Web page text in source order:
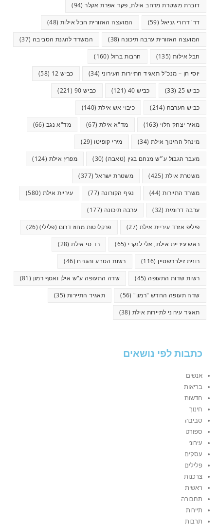
דוברת משטרת מרחב אילת, פקד אפרת אקלר(94)
דר' דרורי גניאל (59) המועצה האזורית חבל אילות (48)
המועצה האזורית ערבה תיכונה (38) המשרד להגנת הסביבה (37)
חבל אילות (135) חרבות ברזל (160)
יוסי חן – מנכ"ל תאגיד התיירות העירוני (34) כביש 12 (58)
כביש 25 (33) כביש 40 (121) כביש 90 (221)
כביש הערבה (214) כיבוי אש אילת (140)
מאיר יצחק הלוי (163) מד"א אילת (67) מד"א נגב (66)
מינהל החינוך אילת (34) מירי קופיטו (29)
מעבר הגבול ע״ש מנחם בגין (טאבה)(30) מפרץ אילת (124)
משטרת אילת (425) משטרת ישראל (377)
משרד התיירות (44) נגיף הקורונה (77) עיריית אילת (580)
ערבה דרומית(32) ערבה תיכונה (177)
פיליפ אזרד עיריית אילת (27) פרקליטות מחוז דרום (פלילי)(26)
ראש עיריית אילת, אלי לנקרי (65) רד סי אילת(28)
רונית זילברשטיין (116) רשות הטבע והגנים (46)
רשות שדות התעופה (45) שדה התעופה ע"ש אילן ואסף רמון (81)
שדה תעופה החדש "רמון"(56) תאגיד התיירות (35)
תאגיד עירוני לתיירות אילת (38)
כתבות לפי נושאים
אנשים
בריאות
חדשות
חינוך
סביבה
ספורט
עירוני
עסקים
פלילים
צרכנות
ראשית
תחבורה
תיירות
תרבות